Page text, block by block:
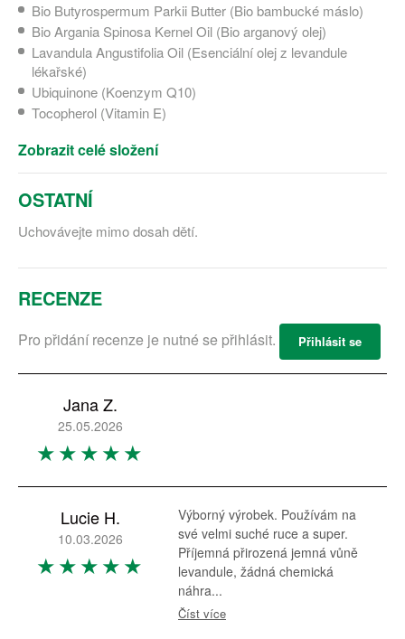
Bio Butyrospermum Parkii Butter (Bio bambucké máslo)
Bio Argania Spinosa Kernel Oil (Bio arganový olej)
Lavandula Angustifolia Oil (Esenciální olej z levandule
lékařské)
Ubiquinone (Koenzym Q10)
Tocopherol (Vitamin E)
Zobrazit celé složení
OSTATNÍ
Uchovávejte mimo dosah dětí.
RECENZE
Pro přidání recenze je nutné se přihlásit. Přihlásit se
Jana Z.
25.05.2026
Lucie H.
10.03.2026
Výborný výrobek. Používám na
své velmi suché ruce a super.
Příjemná přirozená jemná vůně
levandule, žádná chemická
náhra...
Číst více